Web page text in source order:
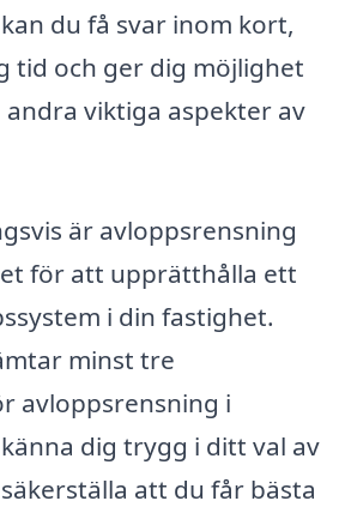
du få svar inom kort,
tid och ger dig möjlighet
viktiga aspekter av
är avloppsrensning
för att upprätthålla ett
i din fastighet.
minst tre
avloppsrensning i
dig trygg i ditt val av
att du får bästa